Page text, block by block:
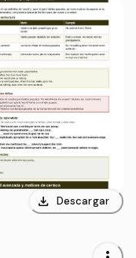
download Descargar